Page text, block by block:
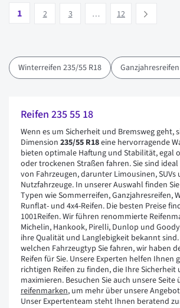
Vous lisez actuellement la page
1 2 3 … 12
Winterreifen 235/55 R18
Reifen 235 55 18
Wenn es um Sicherheit und Bremsweg geht,
Dimension 235/55 R18eine hervorragende
bieten optimale Haftung und Stabilität, egal
oder trockenen Straßen fahren. Sie sind
von Fahrzeugen, darunter Limousinen, SUVs
Nutzfahrzeuge. In unserer Auswahl finden
Typen wie Sommerreifen, Ganzjahresreifen,
Runflat- und 4x4-Reifen. Die besten Preise
1001Reifen. Wir führen renommierte
Michelin, Hankook, Pirelli, Dunlop und
ihre Qualität und Langlebigkeit bekannt sind.
welchen Fahrzeugtyp Sie fahren, wir haben
Reifen für Sie. Unsere Experten helfen Ihnen
richtigen Reifen zu finden, die Ihre
maximieren. Besuchen Sie auch unsere Seite
reifenmarken, um mehr über unsere
Unser Expertenteam steht Ihnen beratend